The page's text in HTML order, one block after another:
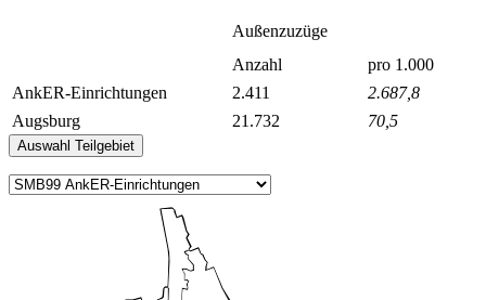
Außenzuzüge
Anzahl
pro 1.000
AnkER-Einrichtungen
2.411
2.687,8
Augsburg
21.732 70,5